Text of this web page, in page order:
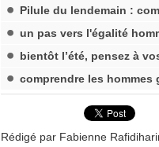
Pilule du lendemain :
un pas vers l'égalité
bientôt l’été, pensez à
comprendre les hommes
Rédigé par Fabienne